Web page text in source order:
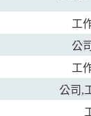
工
公
工
公司,